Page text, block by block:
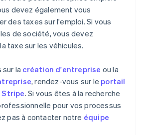
devez également vous
des taxes sur l'emploi. Si vous
de société, vous devez
taxe sur les véhicules.
sur la création d'entreprise ou la
, rendez-vous sur le portail
Stripe. Si vous êtes à la recherche
pour vos processus
pas à contacter notre équipe